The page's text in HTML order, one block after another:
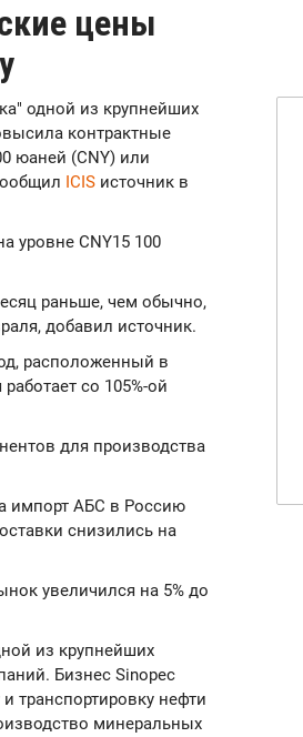
цены
одной из крупнейших
контрактные
юаней (CNY) или
ICIS источник в
уровне CNY15 100
раньше, чем обычно,
добавил источник.
расположенный в
со 105%-ой
для производства
импорт АБС в Россию
снизились на
увеличился на 5% до
из крупнейших
Бизнес Sinopec
транспортировку нефти
минеральных